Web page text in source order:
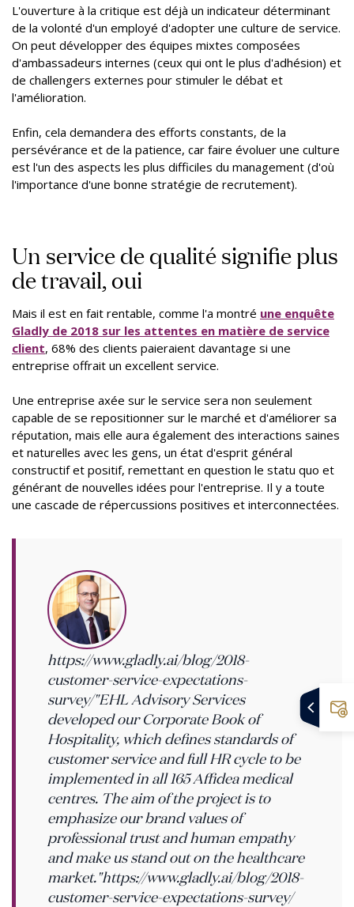
L'ouverture à la critique est déjà un indicateur déterminant
de la volonté d'un employé d'adopter une culture de service.
On peut développer des équipes mixtes composées
d'ambassadeurs internes (ceux qui ont le plus d'adhésion) et
de challengers externes pour stimuler le débat et
l'amélioration.
Enfin, cela demandera des efforts constants, de la
persévérance et de la patience, car faire évoluer une culture
est l'un des aspects les plus difficiles du management (d'où
l'importance d'une bonne stratégie de recrutement).
Un service de qualité signifie plus
de travail, oui
Mais il est en fait rentable, comme l'a montré une enquête
Gladly de 2018 sur les attentes en matière de service
client, 68% des clients paieraient davantage si une
entreprise offrait un excellent service.
Une entreprise axée sur le service sera non seulement
capable de se repositionner sur le marché et d'améliorer sa
réputation, mais elle aura également des interactions saines
et naturelles avec les gens, un état d'esprit général
constructif et positif, remettant en question le statu quo et
générant de nouvelles idées pour l'entreprise. Il y a toute
une cascade de répercussions positives et interconnectées.
https://www.gladly.ai/blog/2018-
customer-service-expectations-
survey/"EHL Advisory Services
developed our Corporate Book of
Hospitality, which defines standards of
customer service and full HR cycle to be
implemented in all 165 Affidea medical
centres. The aim of the project is to
emphasize our brand values of
professional trust and human empathy
and make us stand out on the healthcare
market."https://www.gladly.ai/blog/2018-
customer-service-expectations-survey/